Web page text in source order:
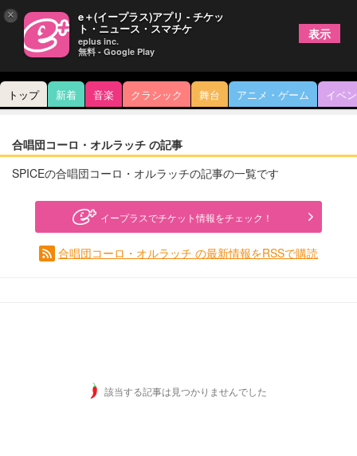
トップ 新着 音楽 クラシック 舞台 アニメ・ゲーム イベ
合唱団コーロ・オルラッチ の記事
SPICEの合唱団コーロ・オルラッチの記事の一覧です
イープラスでチケット情報をチェック！
合唱団コーロ・オルラッチ の最新情報をRSSで購読
該当する記事は見つかりませんでした
× e＋(イープラス)アプリ - チケッ
ト・ニュース・スマチケ
eplus inc.
無料 - Google Play
表示